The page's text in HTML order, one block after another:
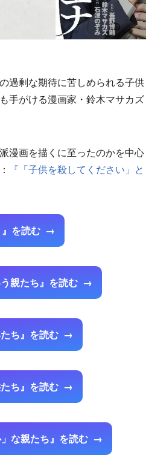
過剰な期待に苦しめられる子供
手がける漫画家・鈴木マサカズ
漫画を描くに至ったのかを中心
『「子供を殺してください」と
を読む
親たち』を読む
ち』を読む
ち』を読む
な親たち』を読む